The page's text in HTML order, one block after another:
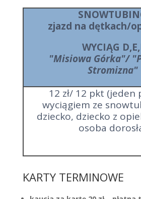
zjazd na dętkach/
WYCIĄG
"Misiowa Górka"/
Stromizna"
12 zł/ 12 pkt (jeden
wyciągiem ze
dziecko, dziecko z
osoba
KARTY TERMINOWE